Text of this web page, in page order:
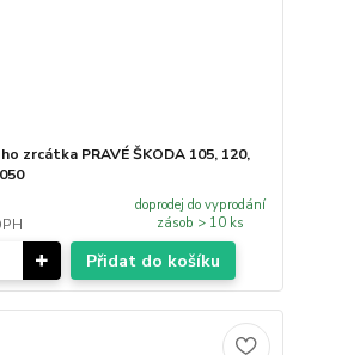
zrcátka PRAVÉ ŠKODA 105, 120,
doprodej do vyprodání
zásob > 10 ks
Přidat do košíku